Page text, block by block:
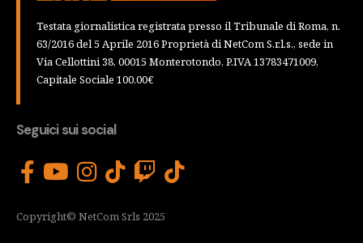
Testata giornalistica registrata presso il Tribunale di Roma, n.
63/2016 del 5 Aprile 2016 Proprietà di NetCom S.r.l.s., sede in
Via Cellottini 38, 00015 Monterotondo, P.IVA 13783471009,
Capitale Sociale 100,00€
Seguici sui social
Copyright© NetCom Srls 2025